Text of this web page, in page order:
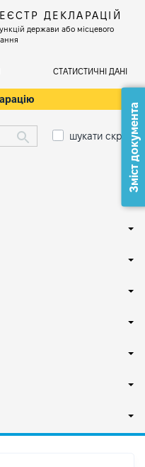
ДЕКЛАРАЦІЙ
держави або місцевого
СТАТИСТИЧНІ ДАНІ
шукати скрізьЗміст документа